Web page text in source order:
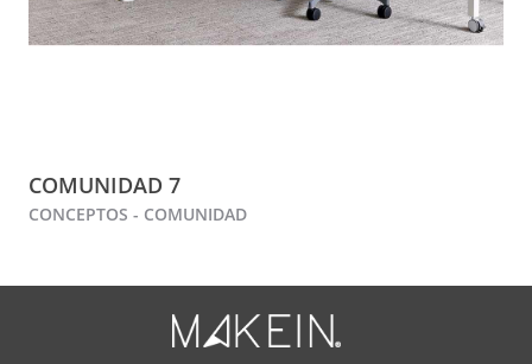
COMUNIDAD 7
CONCEPTOS - COMUNIDAD